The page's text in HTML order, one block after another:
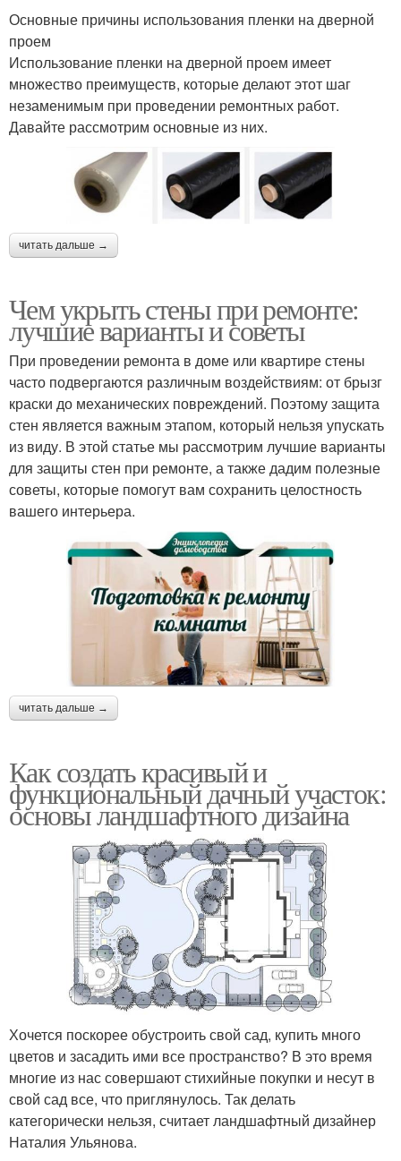
Основные причины использования пленки на дверной
проем
Использование пленки на дверной проем имеет
множество преимуществ, которые делают этот шаг
незаменимым при проведении ремонтных работ.
Давайте рассмотрим основные из них.
читать дальше →
Чем укрыть стены при ремонте:
лучшие варианты и советы
При проведении ремонта в доме или квартире стены
часто подвергаются различным воздействиям: от брызг
краски до механических повреждений. Поэтому защита
стен является важным этапом, который нельзя упускать
из виду. В этой статье мы рассмотрим лучшие варианты
для защиты стен при ремонте, а также дадим полезные
советы, которые помогут вам сохранить целостность
вашего интерьера.
читать дальше →
Как создать красивый и
функциональный дачный участок:
основы ландшафтного дизайна
Хочется поскорее обустроить свой сад, купить много
цветов и засадить ими все пространство? В это время
многие из нас совершают стихийные покупки и несут в
свой сад все, что приглянулось. Так делать
категорически нельзя, считает ландшафтный дизайнер
Наталия Ульянова.